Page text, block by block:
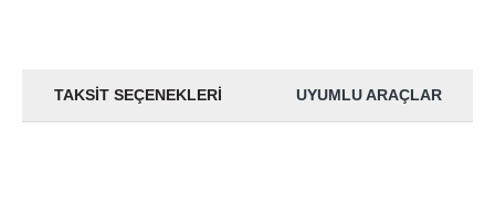
TAKSIT SEÇENEKLERI UYUMLU ARAÇLAR